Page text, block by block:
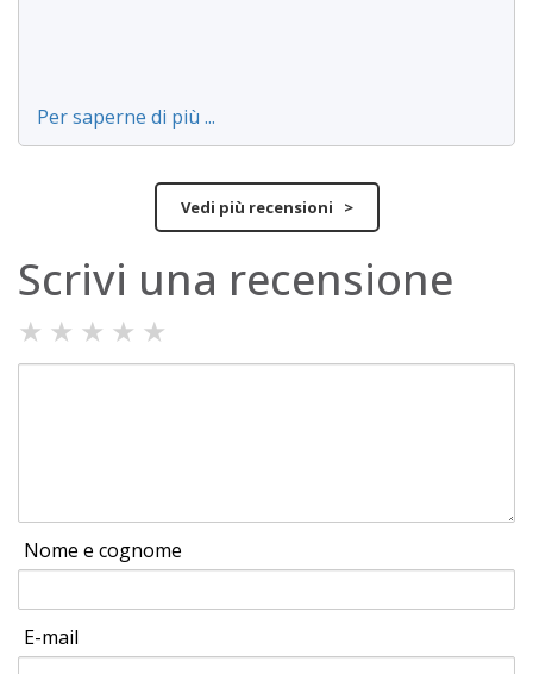
Per saperne di più ...
Vedi più recensioni >
Scrivi una recensione
★ ★ ★ ★ ★
Nome e cognome
E-mail